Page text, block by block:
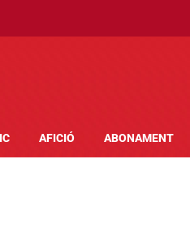
AFICIÓ ABONAMENT